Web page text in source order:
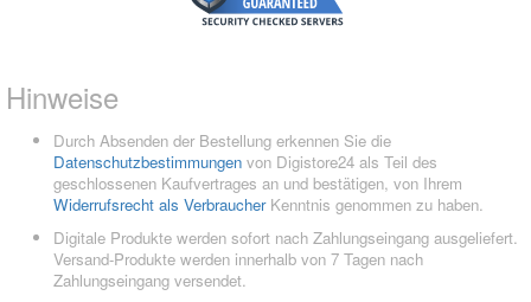
Hinweise
Durch Absenden der Bestellung erkennen Sie die
Datenschutzbestimmungen von Digistore24 als Teil des
geschlossenen Kaufvertrages an und bestätigen, von Ihrem
Widerrufsrecht als VerbraucherKenntnis genommen zu haben.
Digitale Produkte werden sofort nach Zahlungseingang ausgeliefert.
Versand-Produkte werden innerhalb von 7 Tagen nach
Zahlungseingang versendet.